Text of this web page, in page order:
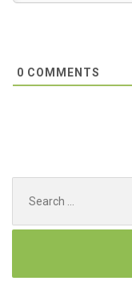
0 COMMENTS
for: